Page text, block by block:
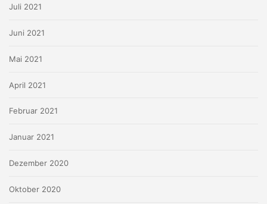
Juli 2021
Juni 2021
Mai 2021
April 2021
Februar 2021
Januar 2021
Dezember 2020
Oktober 2020